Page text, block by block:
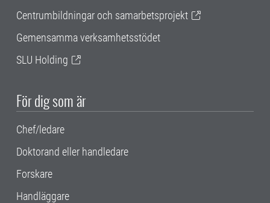
Centrumbildningar och samarbetsprojekt
Gemensamma verksamhetsstödet
SLU Holding
För dig som är
Chef/ledare
Doktorand eller handledare
Forskare
Handläggare